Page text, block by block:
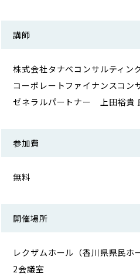
講師
株式会社タナベコンサルティン
コーポレートファイナンスコン
ゼネラルパートナー 上田裕貴
参加費
無料
開催場所
レクザムホール（香川県県民
2会議室